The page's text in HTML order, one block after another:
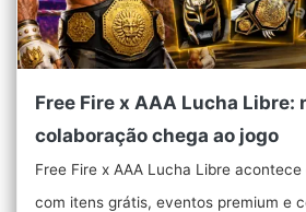
Free Fire x AAA Lucha Libre:
colaboração chega ao jogo
Free Fire x AAA Lucha Libre
com itens grátis, eventos premium e